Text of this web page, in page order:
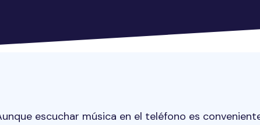
escuchar música en el teléfono es